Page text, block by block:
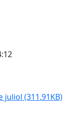
juliol (311.91KB)